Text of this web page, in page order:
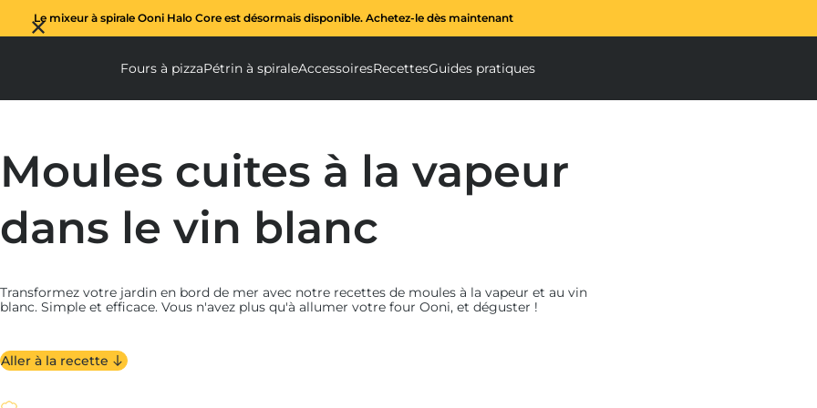
Le mixeur à spirale Ooni Halo Core est désormais disponible. Achetez-le dès maintenant
Fours à pizza Fours à pizza submenu
Pétrin à spirale Pétrin à spirale submenu
Accessoires Accessoires submenu
RecettesGuides pratiques
Moules cuites à la vapeur
dans le vin blanc
Transformez votre jardin en bord de mer avec notre recettes de moules à la vapeur et au vin
blanc. Simple et efficace. Vous n'avez plus qu'à allumer votre four Ooni, et déguster !
Aller à la recette